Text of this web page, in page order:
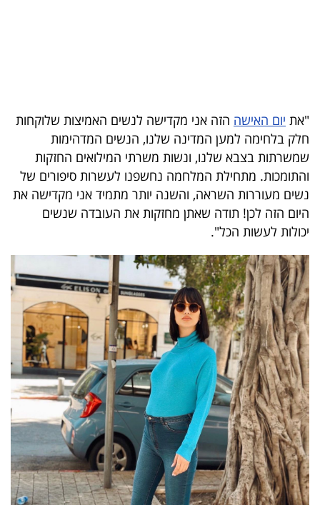
תיירות
TOP-
5
המילון
הכלכלי
פודקאסט
40
UNDER
40
שיתופי
פעולה
דרושים
"את יום האישה הזה אני מקדישה לנשים האמיצות שלוקחות
חלק בלחימה למען המדינה שלנו, הנשים המדהימות
שמשרתות בצבא שלנו, ונשות משרתי המילואים החזקות
והתומכות. מתחילת המלחמה נחשפנו לעשרות סיפורים של
נשים מעוררות השראה, והשנה יותר מתמיד אני מקדישה את
היום הזה לכן! תודה שאתן מחזקות את העובדה שנשים
יכולות לעשות הכל".